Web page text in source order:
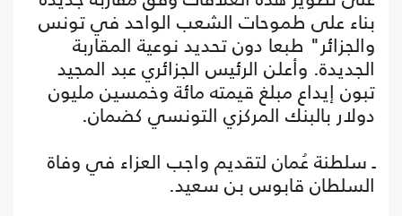
بناء على طموحات الشعب الواحد في تونس
والجزائر" طبعا دون تحديد نوعية المقاربة
الجديدة. وأعلن الرئيس الجزائري عبد المجيد
تبون إيداع مبلغ قيمته مائة وخمسين مليون
دولار بالبنك المركزي التونسي كضمان.
ـ سلطنة عُمان لتقديم واجب العزاء في وفاة
السلطان قابوس بن سعيد.